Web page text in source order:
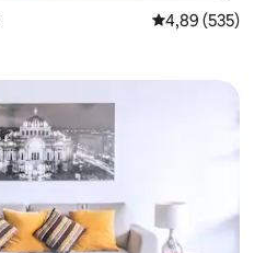
Середня
4,89 (535)